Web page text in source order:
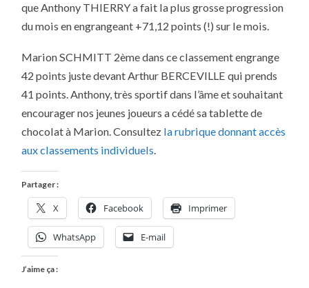
JOUR
LE
JANVIER
que Anthony THIERRY a fait la plus grosse progression
du mois en engrangeant +71,12 points (!) sur le mois.
Marion SCHMITT 2ème dans ce classement engrange
42 points juste devant Arthur BERCEVILLE qui prends
41 points. Anthony, très sportif dans l’âme et souhaitant
encourager nos jeunes joueurs a cédé sa tablette de
chocolat à Marion. Consultez la rubrique donnant accès
aux classements individuels
Partager :
X Facebook Imprimer
WhatsApp E-mail
J’aime ça :